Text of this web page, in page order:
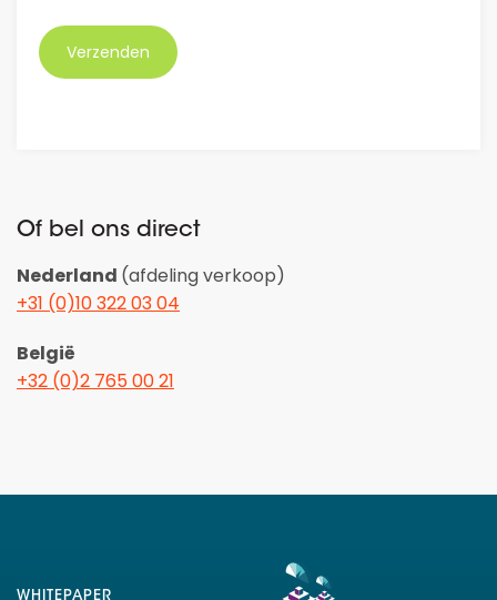
Of bel ons direct
Nederland (afdeling verkoop)
+31 (0)10 322 03 04
België
+32 (0)2 765 00 21
WHITEPAPER